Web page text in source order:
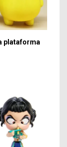
plataforma